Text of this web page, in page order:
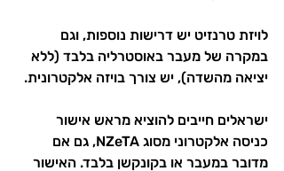
לויזת טרנזיט יש דרישות נוספות, וגם
במקרה של מעבר באוסטרליה בלבד (ללא
יציאה מהשדה), יש צורך בויזה אלקטרונית.
ישראלים חייבים להוציא מראש אישור
כניסה אלקטרוני מסוג NZeTA, גם אם
מדובר במעבר או בקונקשן בלבד. האישור